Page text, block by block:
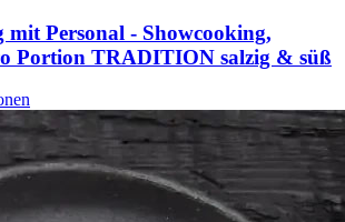
mit Personal - Showcooking,
Portion TRADITION salzig & süß